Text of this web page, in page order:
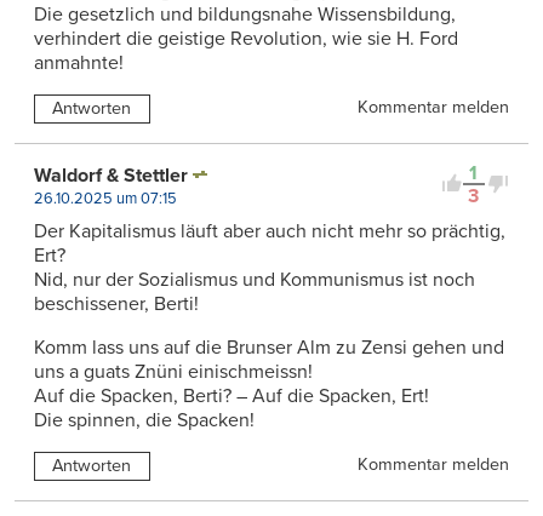
Die gesetzlich und bildungsnahe Wissensbildung,
verhindert die geistige Revolution, wie sie H. Ford
anmahnte!
Antworten Kommentar melden
1
3
Waldorf & Stettler
26.10.2025 um 07:15
Der Kapitalismus läuft aber auch nicht mehr so prächtig,
Ert?
Nid, nur der Sozialismus und Kommunismus ist noch
beschissener, Berti!
Komm lass uns auf die Brunser Alm zu Zensi gehen und
uns a guats Znüni einischmeissn!
Auf die Spacken, Berti? – Auf die Spacken, Ert!
Die spinnen, die Spacken!
Antworten Kommentar melden